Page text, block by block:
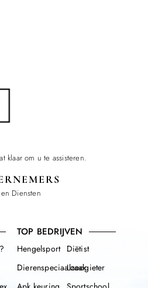
klaar om u te assisteren.
Diensten
TOP BEDRIJVEN
Hengelsport
Dierenspeciaalzaak
Diëtist
Loodgieter